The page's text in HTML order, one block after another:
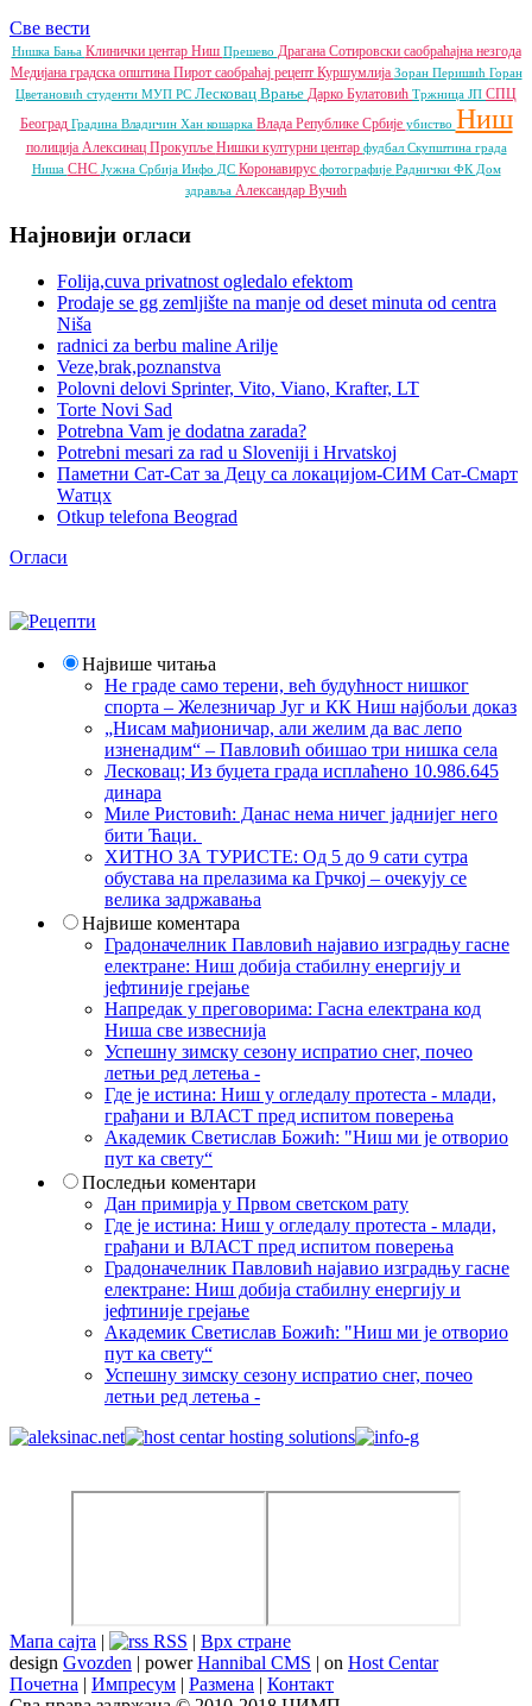
Све вести
Нишка Бања Клинички центар Ниш Прешево Драгана Сотировски саобраћајна незгода
Медијана градска општина Пирот саобраћај рецепт Куршумлија Зоран Перишић Горан
Цветановић студенти МУП РС Лесковац Врање Дарко Булатовић Тржница ЈП СПЦ
Београд Градина Владичин Хан кошарка Влада Републике Србије убиство Ниш
полиција Алексинац Прокупље Нишки културни центар фудбал Скупштина града
Ниша СНС Јужна Србија Инфо ДС Коронавирус фотографије Раднички ФК Дом
здравља Александар Вучић
Најновији огласи
Folija,cuva privatnost ogledalo efektom
Prodaje se gg zemljište na manje od deset minuta od centra
Niša
radnici za berbu maline Arilje
Veze,brak,poznanstva
Polovni delovi Sprinter, Vito, Viano, Krafter, LT
Torte Novi Sad
Potrebna Vam je dodatna zarada?
Potrebni mesari za rad u Sloveniji i Hrvatskoj
Паметни Сат-Сат за Децу са локацијом-СИМ Сат-Смарт
Wатцх
Otkup telefona Beograd
Огласи
Највише читања
Не граде само терени, већ будућност нишког
спорта – Железничар Југ и КК Ниш најбољи доказ
„Нисам мађионичар, али желим да вас лепо
изненадим“ – Павловић обишао три нишка села
Лесковац; Из буџета града исплаћено 10.986.645
динара
Миле Ристовић: Данас нема ничег јаднијег него
бити Ћаци.
ХИТНО ЗА ТУРИСТЕ: Од 5 до 9 сати сутра
обустава на прелазима ка Грчкој – очекују се
велика задржавања
Највише коментара
Градоначелник Павловић најавио изградњу гасне
електране: Ниш добија стабилну енергију и
јефтиније грејање
Напредак у преговорима: Гасна електрана код
Ниша све извеснија
Успешну зимску сезону испратио снег, почео
летњи ред летења -
Где је истина: Ниш у огледалу протеста - млади,
грађани и ВЛАСТ пред испитом поверења
Академик Светислав Божић: "Ниш ми је отворио
пут ка свету“
Последњи коментари
Дан примирја у Првом светском рату
Где је истина: Ниш у огледалу протеста - млади,
грађани и ВЛАСТ пред испитом поверења
Градоначелник Павловић најавио изградњу гасне
електране: Ниш добија стабилну енергију и
јефтиније грејање
Академик Светислав Божић: "Ниш ми је отворио
пут ка свету“
Успешну зимску сезону испратио снег, почео
летњи ред летења -
Мапа сајта | RSS | Врх стране
design Gvozden | powerHannibal CMS | on Host Centar
Почетна | Импресум | Размена | Контакт